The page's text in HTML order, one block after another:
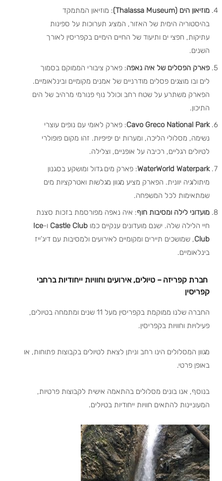
מוזיאון הים (Thalassa Museum)
: מוזיאון המתמקד
בהיסטוריה הימית של האזור, המציג תערוכות על ספינות
עתיקות, חפצי ים ותיעוד של החיים הימיים בקפריסין לאורך
השנים.
פארק הפסלים של איה נאפה: פארק ציבורי הממוקם בסמוך
לים ובו מוצגים פסלים מודרניים של אמנים מקומיים ובינלאומיים.
הפארק משתרע על שטח רחב וכולל נוף פנורמי מרהיב של הים
התיכון.
Cavo Greco National Park: פארק לאומי עם נופים עוצרי
נשימה, מסלולי הליכה, ומערות ים יפיפיות. זהו מקום פופולרי
לטיולים רגליים, רכיבה על אופניים, וצלילה.
WaterWorld Waterpark: פארק מים גדול ומושקע בסגנון
מיתולוגיה יוונית. הפארק מציע מגוון מגלשות ואטרקציות מים
שמתאימות לכל המשפחה.
מועדוני לילה ומסיבות חוף: איה נאפה מפורסמת בזכות סצנת
חיי הלילה שלה. ישנם מועדונים ענקיים כמו Castle Club ו-Ice
Club, שמושכים תיירים ומקומיים לאירועים ולמסיבות עם דיג’ייז
בינלאומיים.
חברת קפריזה – טיולים, אירועים וחוויות ייחודיות ברחבי
קפריסין
החברה שלנו ממוקמת בקפריסין מעל 11 שנים ומתמחה בטיולים,
פעילויות וחוויות בקפריסין.
מגוון המסלולים הינו רחב וניתן לצאת לטיולים בקבוצות פתוחות, או
באופן פרטי.
בנוסף, אנו בונים מסלולים בהתאמה אישית לקבוצות פרטיות,
המעוניינות להתאים חוויות ייחודיות בטיולים.